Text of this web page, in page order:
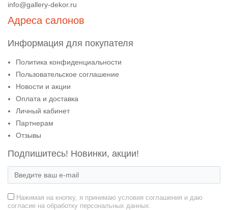
info@gallery-dekor.ru
Адреса салонов
Информация для покупателя
Политика конфиденциальности
Пользовательское соглашение
Новости и акции
Оплата и доставка
Личный кабинет
Партнерам
Отзывы
Подпишитесь! Новинки, акции!
Нажимая на кнопку, я принимаю условия соглашения и даю
согласие на обработку персональных данных.